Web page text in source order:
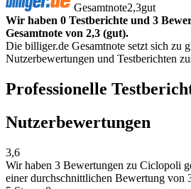
Gesamtnote2,3gut
Wir haben 0 Testberichte und 3
Gesamtnote von 2,3 (gut).
Die billiger.de Gesamtnote setzt sich zu
Nutzerbewertungen und Testberichten
Professionelle
Nutzerbewertungen
3,6
Wir haben 3 Bewertungen zu Ciclopoli
einer durchschnittlichen Bewertung von